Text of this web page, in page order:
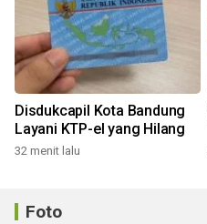
Disdukcapil Kota Bandung
Layani KTP-el yang Hilang
32 menit lalu
Foto